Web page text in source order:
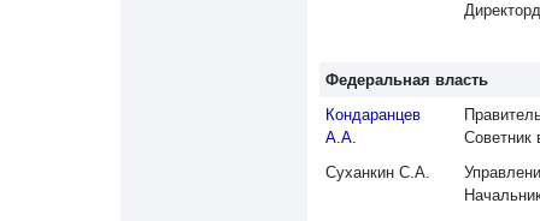
Федеральная власть
Кондаранцев
А.А.
Советник
Суханкин С.А.